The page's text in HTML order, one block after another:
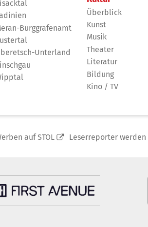
Burggrafenamt
Unterland
Überblick
Kunst
Musik
Theater
Literatur
Bildung
Kino / TV
auf STOL Leserreporter werden